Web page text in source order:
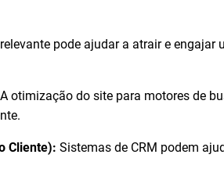
pode ajudar a atrair e engajar
A otimização do site para motores de
Cliente): Sistemas de CRM podem